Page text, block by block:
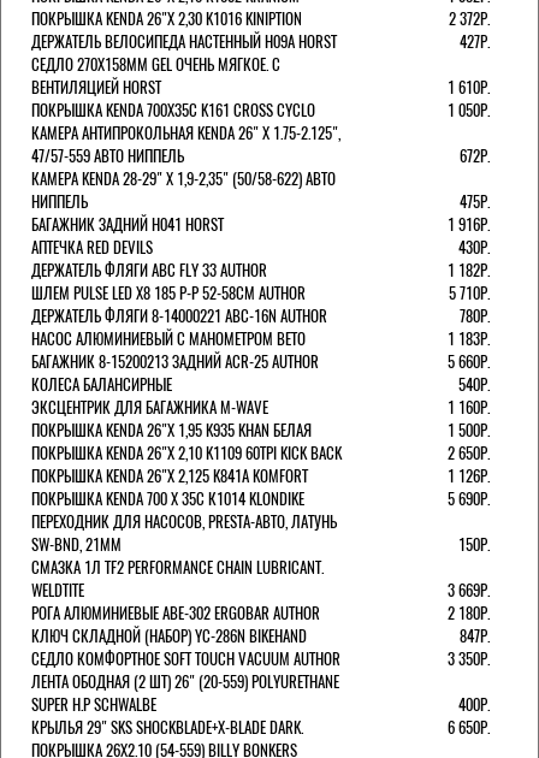
ПОКРЫШКА KENDA 26"Х 2,30 K1016 KINIPTION
2 372Р.
ДЕРЖАТЕЛЬ ВЕЛОСИПЕДА НАСТЕННЫЙ H09A HORST
427Р.
СЕДЛО 270Х158ММ GEL ОЧЕНЬ МЯГКОЕ. С
ВЕНТИЛЯЦИЕЙ HORST
1 610Р.
ПОКРЫШКА KENDA 700Х35С K161 CROSS CYCLO
1 050Р.
КАМЕРА АНТИПРОКОЛЬНАЯ KENDA 26" Х 1.75-2.125",
47/57-559 АВТО НИППЕЛЬ
672Р.
КАМЕРА KENDA 28-29" Х 1,9-2,35" (50/58-622) АВТО
НИППЕЛЬ
475Р.
БАГАЖНИК ЗАДНИЙ H041 HORST
1 916Р.
АПТЕЧКА RED DEVILS
430Р.
ДЕРЖАТЕЛЬ ФЛЯГИ АВС FLY 33 AUTHOR
1 182Р.
ШЛЕМ PULSE LED X8 185 Р-Р 52-58СМ AUTHOR
5 710Р.
ДЕРЖАТЕЛЬ ФЛЯГИ 8-14000221 ABC-16N AUTHOR
780Р.
НАСОС АЛЮМИНИЕВЫЙ С МАНОМЕТРОМ BETO
1 183Р.
БАГАЖНИК 8-15200213 ЗАДНИЙ ACR-25 AUTHOR
5 660Р.
КОЛЕСА БАЛАНСИРНЫЕ
540Р.
ЭКСЦЕНТРИК ДЛЯ БАГАЖНИКА M-WAVE
1 160Р.
ПОКРЫШКА KENDA 26"Х 1,95 K935 KHAN БЕЛАЯ
1 500Р.
ПОКРЫШКА KENDA 26"Х 2,10 K1109 60TPI KICK BACK
2 650Р.
ПОКРЫШКА KENDA 26"Х 2,125 K841A KOMFORT
1 126Р.
ПОКРЫШКА KENDA 700 Х 35С К1014 KLONDIKE
5 690Р.
ПЕРЕХОДНИК ДЛЯ НАСОСОВ, PRESTA-АВТО, ЛАТУНЬ
SW-BND, 21ММ
150Р.
СМАЗКА 1Л TF2 PERFORMANCE CHAIN LUBRICANT.
WELDTITE
3 669Р.
РОГА АЛЮМИНИЕВЫЕ ABE-302 ERGOBAR AUTHOR
2 180Р.
КЛЮЧ СКЛАДНОЙ (НАБОР) YC-286N BIKEHAND
847Р.
СЕДЛО КОМФОРТНОЕ SOFT TOUCH VACUUM AUTHOR
3 350Р.
ЛЕНТА ОБОДНАЯ (2 ШТ) 26" (20-559) POLYURETHANE
SUPER H.P SCHWALBE
400Р.
КРЫЛЬЯ 29" SKS SHOCKBLADE+X-BLADE DARK.
6 650Р.
ПОКРЫШКА 26X2.10 (54-559) BILLY BONKERS